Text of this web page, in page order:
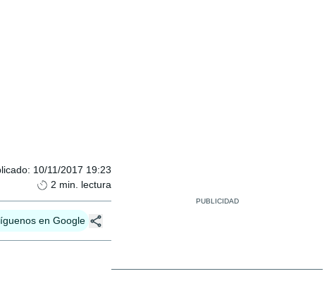
: 10/11/2017 19:23
2 min. lectura
en Google